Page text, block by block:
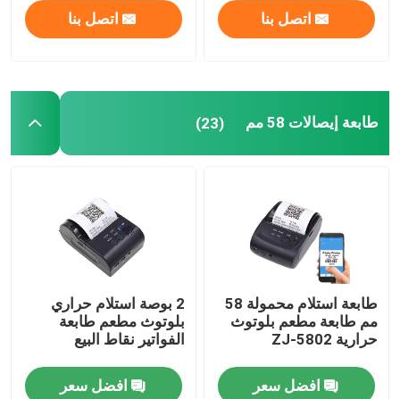
جميع القضايا
طابعات نقاط البيع الحرارية
طابعة إيصالات 58 مم
طابعة استلام 80 مم
58mm طابعة حرارية صغيرة محمولة
80mm طابعة حرارية صغيرة محمولة
طابعة بلوتوث حرارية 58 مم
اتصل بنا اتصل بنا
طابعة إيصالات 58 مم (23)
طابعة استلام محمولة 58
مم طابعة مطعم بلوتوث
حرارية ZJ-5802
افضل سعر
2 بوصة استلام حراري
بلوتوث مطعم طابعة
الفواتير نقاط البيع
افضل سعر